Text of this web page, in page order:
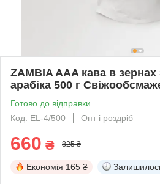
ZAMBIA AAA кава в
арабіка 500 г
Готово до відправки
Код: EL-4/500
Опт і роздріб
660 ₴ 825 ₴
Економія 165 ₴